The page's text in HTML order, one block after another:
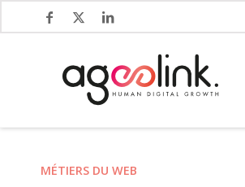
MÉTIERS DU WEB